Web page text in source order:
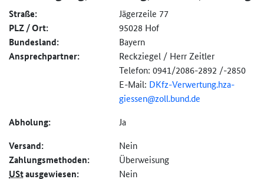
Straße: Jägerzeile 77
PLZ / Ort: 95028 Hof
Bundesland: Bayern
Ansprechpartner:
Reckziegel / Herr Zeitler
Telefon: 0941/2086-2892 /-2850
E-Mail: DKfz-Verwertung.hza-
giessen@zoll.bund.de
Abholung: Ja
Versand: Nein
Zahlungs­methoden: Überweisung
UStausgewiesen: Nein